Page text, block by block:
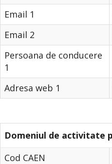
Email 1
Email 2
Persoana de conducere
1
Adresa web 1
Domeniul de activitate
Cod CAEN